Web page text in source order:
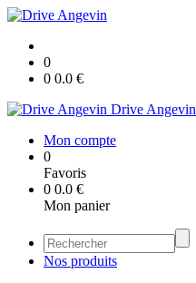
0
0 0.0 €
Drive Angevin
Mon compte
0
Favoris
0 0.0 €
Mon panier
Nos produits